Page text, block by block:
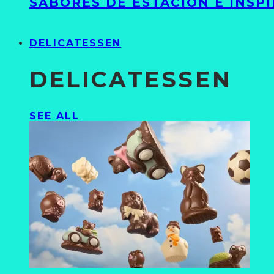
DELICATESSEN
DELICATESSEN
SEE ALL